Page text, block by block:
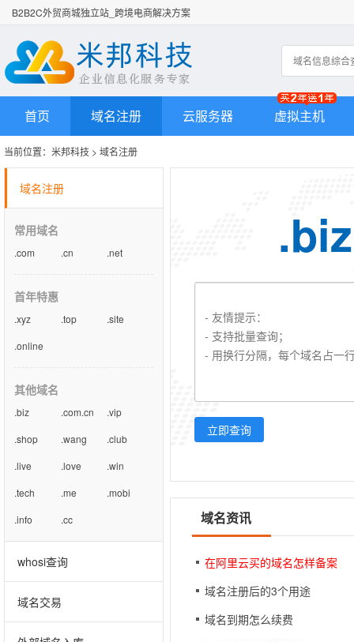
B2B2C外贸商城独立站_跨境电商解决方案
首页 域名注册 云服务器 虚拟主机
当前位置： 米邦科技 > 域名注册
.biz
立即查询
域名资讯
在阿里云买的域名怎样备案
域名注册后的3个用途
域名到期怎么续费
域名注册
常用域名
.com .cn .net
首年特惠
.xyz .top
.site
.online
其他域名
.biz .com.cn
.vip
.shop
.wang
.club
.live
.love
.win
.tech
.me
.mobi
.info
.cc
whosi查询
域名交易